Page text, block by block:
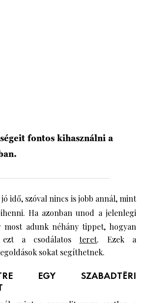
fontos kihasználni a
idő, szóval nincs is jobb annál, mint
Ha azonban unod a jelenlegi
most adunk néhány tippet, hogyan
ezt a csodálatosteret. Ezek a
sokat segíthetnek.
EGY SZABADTÉRI